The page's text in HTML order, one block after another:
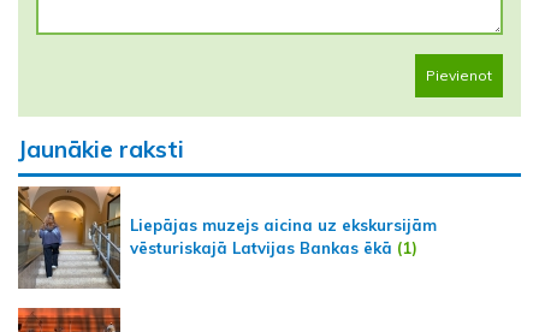
Pievienot
Jaunākie raksti
Liepājas muzejs aicina uz ekskursijām
vēsturiskajā Latvijas Bankas ēkā (1)